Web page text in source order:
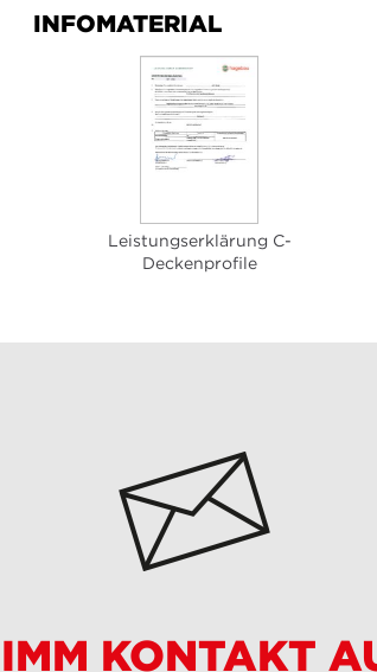
INFOMATERIAL
Leistungserklärung C-
Deckenprofile
KONTAKT